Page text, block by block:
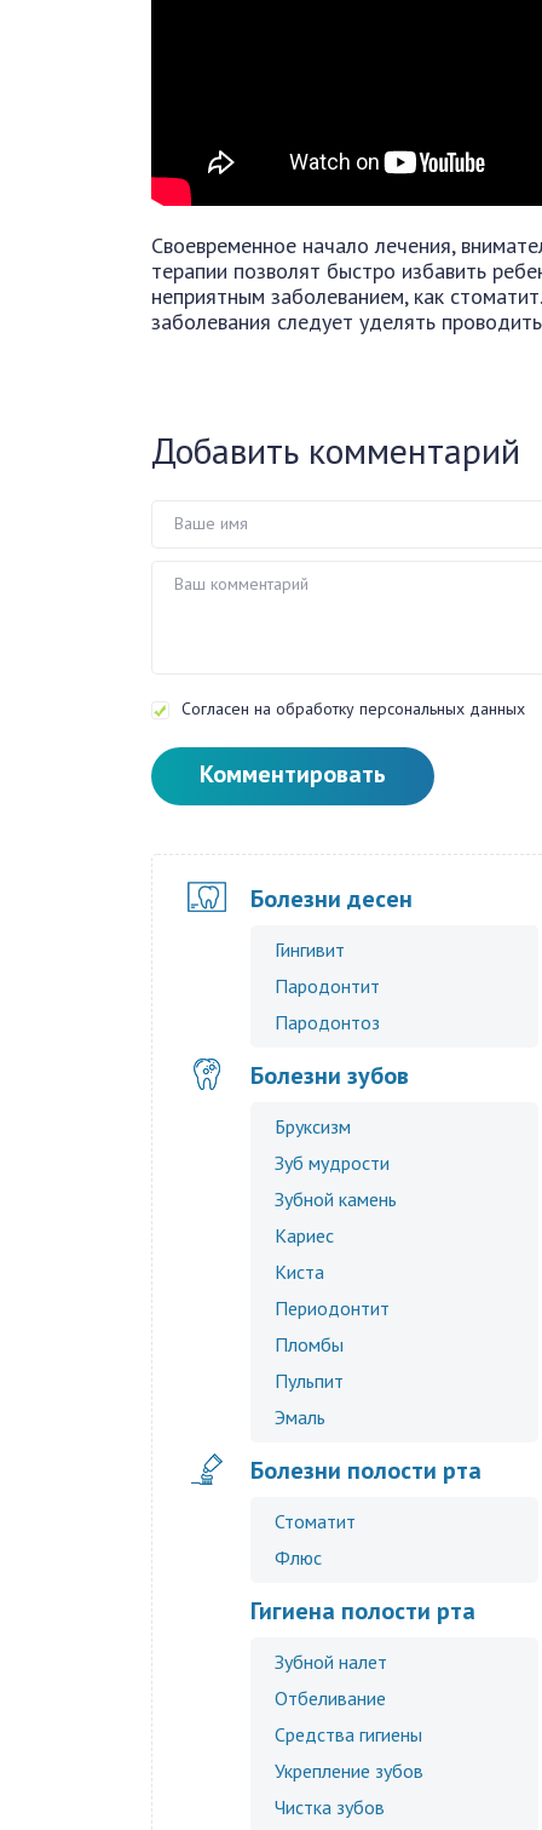
Своевременное начало лечения,
терапии позволят быстро избавить
неприятным заболеванием, как
заболевания следует уделять
Добавить комментарий
Согласен на обработку персональных данных
Комментировать
Болезни десен
Гингивит
Пародонтит
Пародонтоз
Болезни зубов
Бруксизм
Зуб мудрости
Зубной камень
Кариес
Киста
Периодонтит
Пломбы
Пульпит
Эмаль
Болезни полости рта
Стоматит
Флюс
Гигиена полости рта
Зубной налет
Отбеливание
Средства гигиены
Укрепление зубов
Чистка зубов